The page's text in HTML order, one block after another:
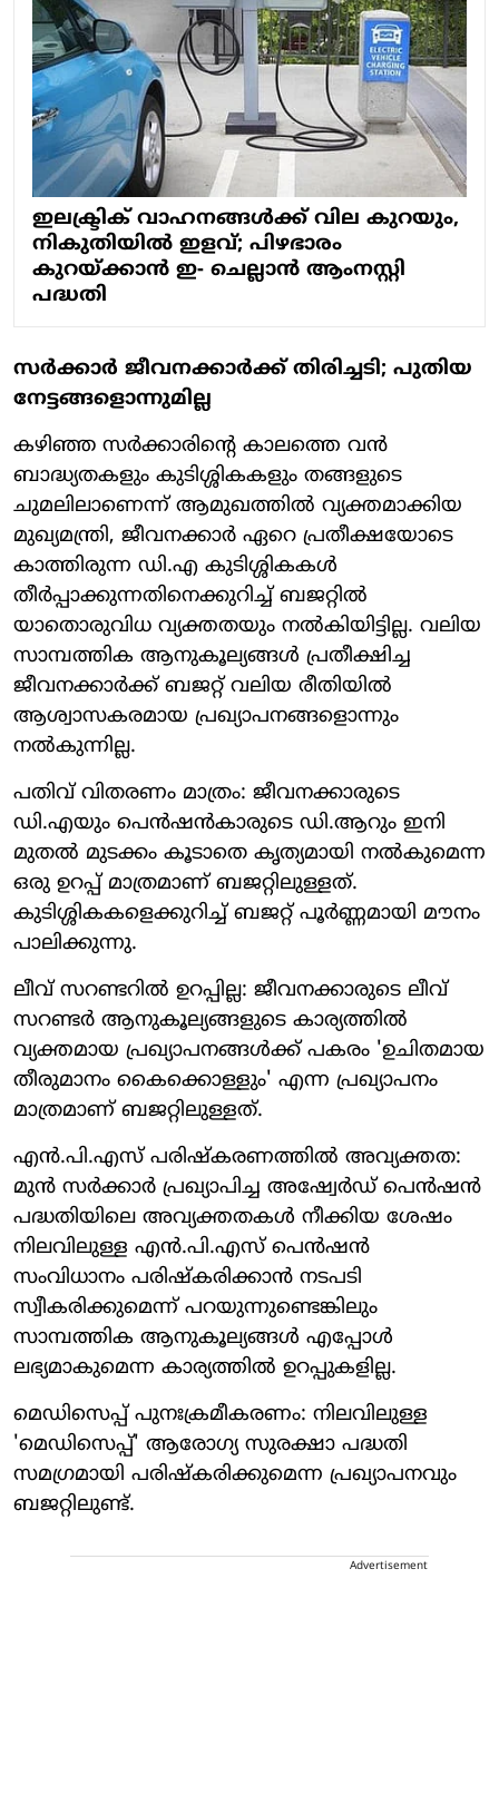
ഇലക്ട്രിക് വാഹനങ്ങള്‍ക്ക് വില കുറയും,
നികുതിയില്‍ ഇളവ്; പിഴഭാരം
കുറയ്ക്കാന്‍ ഇ- ചെല്ലാന്‍ ആംനസ്റ്റി
പദ്ധതി
സർക്കാർ ജീവനക്കാർക്ക് തിരിച്ചടി; പുതിയ
നേട്ടങ്ങളൊന്നുമില്ല
കഴിഞ്ഞ സർക്കാരിന്റെ കാലത്തെ വൻ
ബാദ്ധ്യതകളും കുടിശ്ശികകളും തങ്ങളുടെ
ചുമലിലാണെന്ന് ആമുഖത്തിൽ വ്യക്തമാക്കിയ
മുഖ്യമന്ത്രി, ജീവനക്കാർ ഏറെ പ്രതീക്ഷയോടെ
കാത്തിരുന്ന ഡി.എ കുടിശ്ശികകൾ
തീർപ്പാക്കുന്നതിനെക്കുറിച്ച് ബജറ്റിൽ
യാതൊരുവിധ വ്യക്തതയും നൽകിയിട്ടില്ല. വലിയ
സാമ്പത്തിക ആനുകൂല്യങ്ങൾ പ്രതീക്ഷിച്ച
ജീവനക്കാർക്ക് ബജറ്റ് വലിയ രീതിയിൽ
ആശ്വാസകരമായ പ്രഖ്യാപനങ്ങളൊന്നും
നൽകുന്നില്ല.
പതിവ് വിതരണം മാത്രം: ജീവനക്കാരുടെ
ഡി.എയും പെൻഷൻകാരുടെ ഡി.ആറും ഇനി
മുതൽ മുടക്കം കൂടാതെ കൃത്യമായി നൽകുമെന്ന
ഒരു ഉറപ്പ് മാത്രമാണ് ബജറ്റിലുള്ളത്.
കുടിശ്ശികകളെക്കുറിച്ച് ബജറ്റ് പൂർണ്ണമായി മൗനം
പാലിക്കുന്നു.
ലീവ് സറണ്ടറിൽ ഉറപ്പില്ല: ജീവനക്കാരുടെ ലീവ്
സറണ്ടർ ആനുകൂല്യങ്ങളുടെ കാര്യത്തിൽ
വ്യക്തമായ പ്രഖ്യാപനങ്ങൾക്ക് പകരം 'ഉചിതമായ
തീരുമാനം കൈക്കൊള്ളും' എന്ന പ്രഖ്യാപനം
മാത്രമാണ് ബജറ്റിലുള്ളത്.
എൻ.പി.എസ് പരിഷ്‌കരണത്തിൽ അവ്യക്തത:
മുൻ സർക്കാർ പ്രഖ്യാപിച്ച അഷ്വേർഡ് പെൻഷൻ
പദ്ധതിയിലെ അവ്യക്തതകൾ നീക്കിയ ശേഷം
നിലവിലുള്ള എൻ.പി.എസ് പെൻഷൻ
സംവിധാനം പരിഷ്‌കരിക്കാൻ നടപടി
സ്വീകരിക്കുമെന്ന് പറയുന്നുണ്ടെങ്കിലും
സാമ്പത്തിക ആനുകൂല്യങ്ങൾ എപ്പോൾ
ലഭ്യമാകുമെന്ന കാര്യത്തിൽ ഉറപ്പുകളില്ല.
മെഡിസെപ്പ് പുനഃക്രമീകരണം: നിലവിലുള്ള
'മെഡിസെപ്പ്' ആരോഗ്യ സുരക്ഷാ പദ്ധതി
സമഗ്രമായി പരിഷ്‌കരിക്കുമെന്ന പ്രഖ്യാപനവും
ബജറ്റിലുണ്ട്.
Advertisement